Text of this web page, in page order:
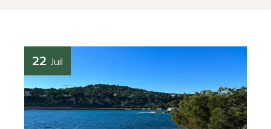
22 Juil